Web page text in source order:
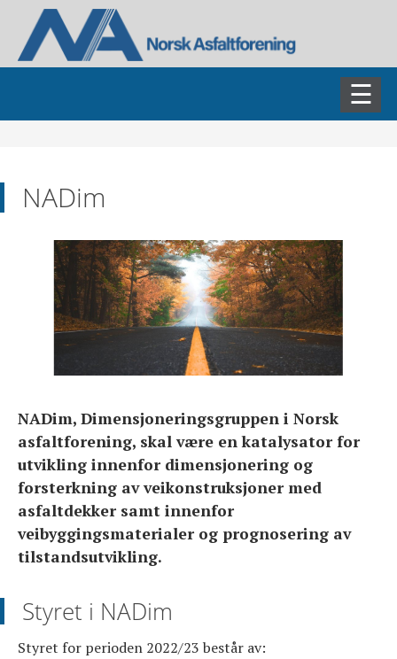
FAGSEMINARER
FAGGRUPPER
NAMET
NABIN
BLI MEDLEM
OM FORENINGEN
NADim
NADim, Dimensjoneringsgruppen i Norsk
asfaltforening, skal være en katalysator for
utvikling innenfor dimensjonering og
forsterkning av veikonstruksjoner med
asfaltdekker samt innenfor
veibyggingsmaterialer og prognosering av
tilstandsutvikling.
Styret i NADim
Styret for perioden 2022/23 består av: